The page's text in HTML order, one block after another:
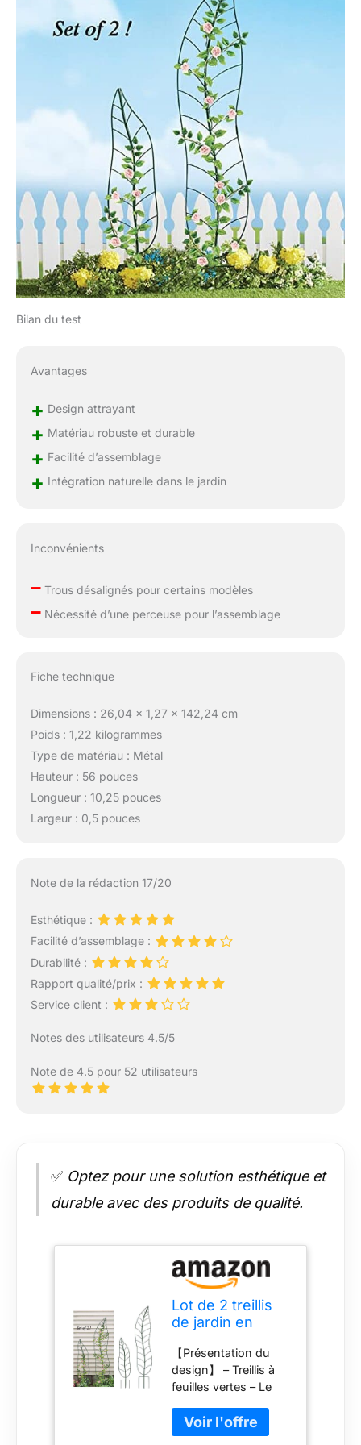
Bilan du test
Avantages
+ Design attrayant
+ Matériau robuste et durable
+ Facilité d’assemblage
+ Intégration naturelle dans le jardin
Inconvénients
–Trous désalignés pour certains modèles
–Nécessité d’une perceuse pour l’assemblage
Fiche technique
Dimensions : 26,04 x 1,27 x 142,24 cm
Poids : 1,22 kilogrammes
Type de matériau : Métal
Hauteur : 56 pouces
Longueur : 10,25 pouces
Largeur : 0,5 pouces
Note de la rédaction 17/20
Esthétique :
Facilité d’assemblage :
Durabilité :
Rapport qualité/prix :
Service client :
Notes des utilisateurs 4.5/5
Note de 4.5 pour 52 utilisateurs
✅ Optez pour une solution esthétique et
durable avec des produits de qualité.
Lot de 2 treillis
de jardin en
plantes
grimpantes Vert
【Présentation du
design】 – Treillis à
feuilles vertes – Le
soutenir les plantes
grimpantes, de sorte